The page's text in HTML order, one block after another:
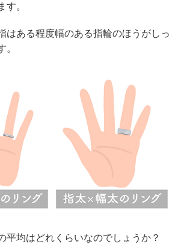
す。
はある程度幅のある指輪のほうがしっ
。
平均はどれくらいなのでしょうか？